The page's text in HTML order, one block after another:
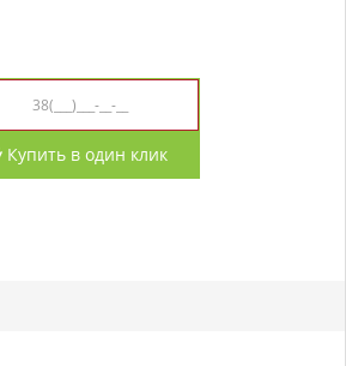
Купить в один клик